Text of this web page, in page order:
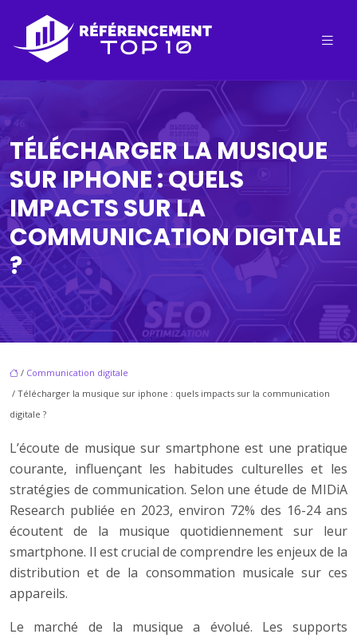
TÉLÉCHARGER LA MUSIQUE
SUR IPHONE : QUELS
IMPACTS SUR LA
COMMUNICATION DIGITALE
?
/ Communication digitale
/ Télécharger la musique sur iphone : quels impacts sur la communication
digitale ?
L’écoute de musique sur smartphone est une pratique
courante, influençant les habitudes culturelles et les
stratégies de communication. Selon une étude de MIDiA
Research publiée en 2023, environ 72% des 16-24 ans
écoutent de la musique quotidiennement sur leur
smartphone. Il est crucial de comprendre les enjeux de la
distribution et de la consommation musicale sur ces
appareils.
Le marché de la musique a évolué. Les supports